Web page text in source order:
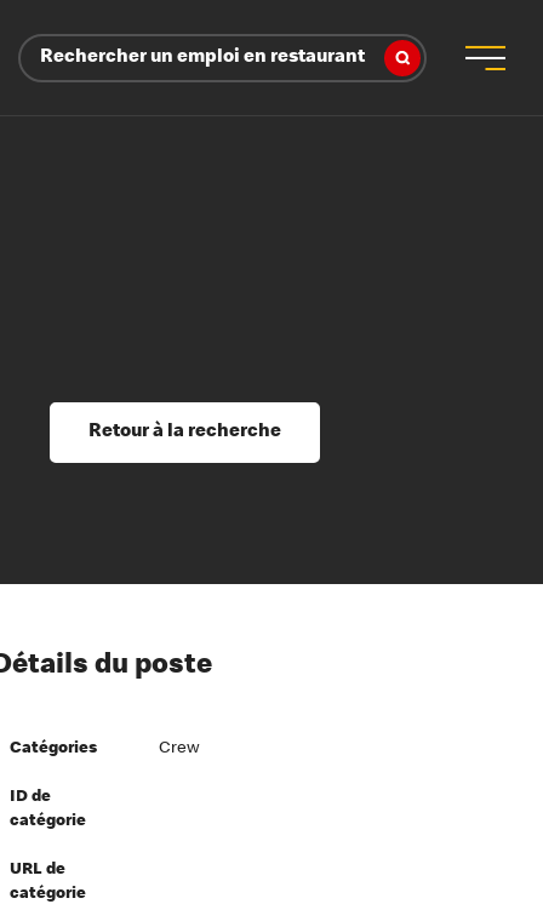
Rechercher un emploi en restaurant
et perfectionnement
du savoir
à l’égard de nos employés
directeurs
équité et inclusion
au travail
Retour à la recherche
du poste
Catégories Crew
ID de
catégorie
URL de
catégorie